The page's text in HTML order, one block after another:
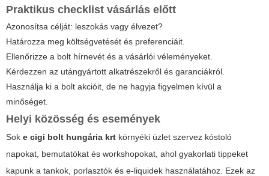
Praktikus checklist vásárlás előtt
Azonosítsa célját: leszokás vagy élvezet?
Határozza meg költségvetését és preferenciáit.
Ellenőrizze a bolt hírnevét és a vásárlói véleményeket.
Kérdezzen az utángyártott alkatrészekről és garanciákról.
Használja ki a bolt akcióit, de ne hagyja figyelmen kívül a
minőséget.
Helyi közösség és események
Sok e cigi bolt hungária krt környéki üzlet szervez kóstoló
napokat, bemutatókat és workshopokat, ahol gyakorlati tippeket
kapunk a tankok, porlasztók és e-liquidek használatához. Ezek az